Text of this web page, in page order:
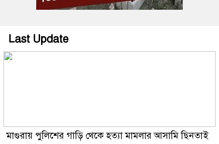
Last Update
মাগুরায় পুলিশের গাড়ি থেকে হত্যা মামলার আসামি ছিনতাই